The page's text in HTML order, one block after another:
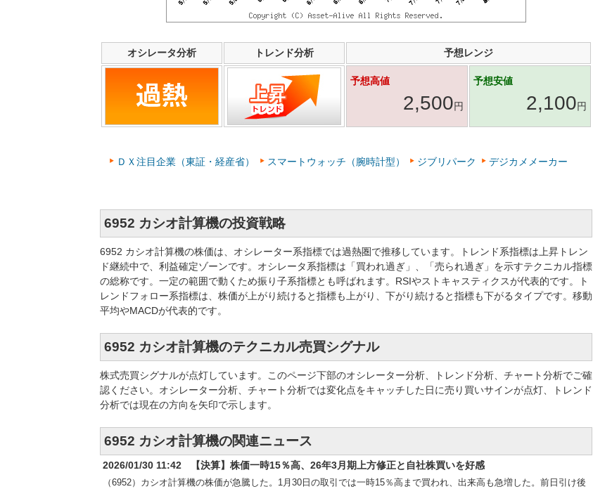
オシレータ分析 トレンド分析 予想レンジ
予想高値
2,500円
予想安値
2,100円
ＤＸ注目企業（東証・経産省） スマートウォッチ（腕時計型） ジブリパーク デジカメメーカー
6952 カシオ計算機の投資戦略
6952 カシオ計算機の株価は、オシレーター系指標では過熱圏で推移しています。トレンド系指標は上昇トレン
ド継続中で、利益確定ゾーンです。オシレータ系指標は「買われ過ぎ」、「売られ過ぎ」を示すテクニカル指標
の総称です。一定の範囲で動くため振り子系指標とも呼ばれます。RSIやストキャスティクスが代表的です。ト
レンドフォロー系指標は、株価が上がり続けると指標も上がり、下がり続けると指標も下がるタイプです。移動
平均やMACDが代表的です。
6952 カシオ計算機のテクニカル売買シグナル
株式売買シグナルが点灯しています。このページ下部のオシレーター分析、トレンド分析、チャート分析でご確
認ください。オシレーター分析、チャート分析では変化点をキャッチした日に売り買いサインが点灯、トレンド
分析では現在の方向を矢印で示します。
6952 カシオ計算機の関連ニュース
2026/01/30 11:42 【決算】株価一時15％高、26年3月期上方修正と自社株買いを好感
（6952）カシオ計算機の株価が急騰した。1月30日の取引では一時15％高まで買われ、出来高も急増した。前日引け後